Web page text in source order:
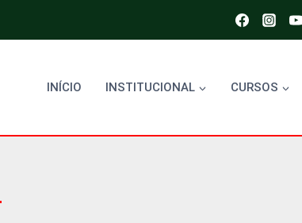
INÍCIO INSTITUCIONAL CURSOS